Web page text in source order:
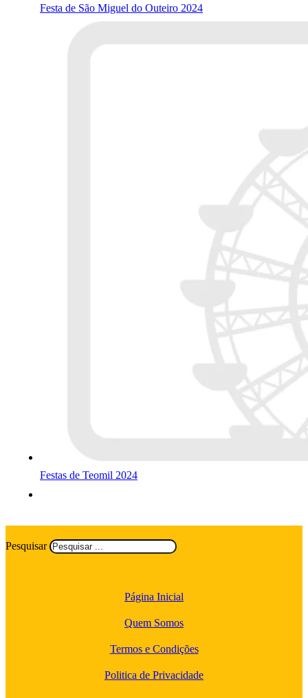
Festa de São Miguel do Outeiro 2024
Festas de Teomil 2024
Pesquisar
Página Inicial
Quem Somos
Termos e Condições
Politica de Privacidade